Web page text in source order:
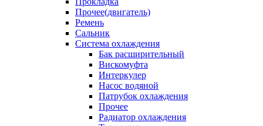
Прочее(двигатель)
Ремень
Сальник
Система охлаждения
Бак расширительный
Вискомуфта
Интеркулер
Насос водяной
Патрубок охлаждения
Прочее
Радиатор охлаждения